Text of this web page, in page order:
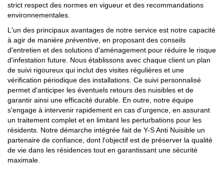
strict respect des normes en vigueur et des recommandations
environnementales.
L'un des principaux avantages de notre service est notre capacité
à agir de manière préventive, en proposant des conseils
d'entretien et des solutions d'aménagement pour réduire le risque
d'infestation future. Nous établissons avec chaque client un plan
de suivi rigoureux qui inclut des visites régulières et une
vérification périodique des installations. Ce suivi personnalisé
permet d'anticiper les éventuels retours des nuisibles et de
garantir ainsi une efficacité durable. En outre, notre équipe
s'engage à intervenir rapidement en cas d'urgence, en assurant
un traitement complet et en limitant les perturbations pour les
résidents. Notre démarche intégrée fait de Y-S Anti Nuisible un
partenaire de confiance, dont l'objectif est de préserver la qualité
de vie dans les résidences tout en garantissant une sécurité
maximale.